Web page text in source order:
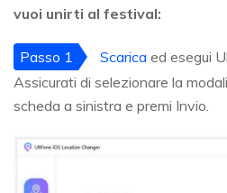
vuoi unirti al festival:
Passo 1 Scarica ed esegui
Assicurati di selezionare la
scheda a sinistra e premi Invio.